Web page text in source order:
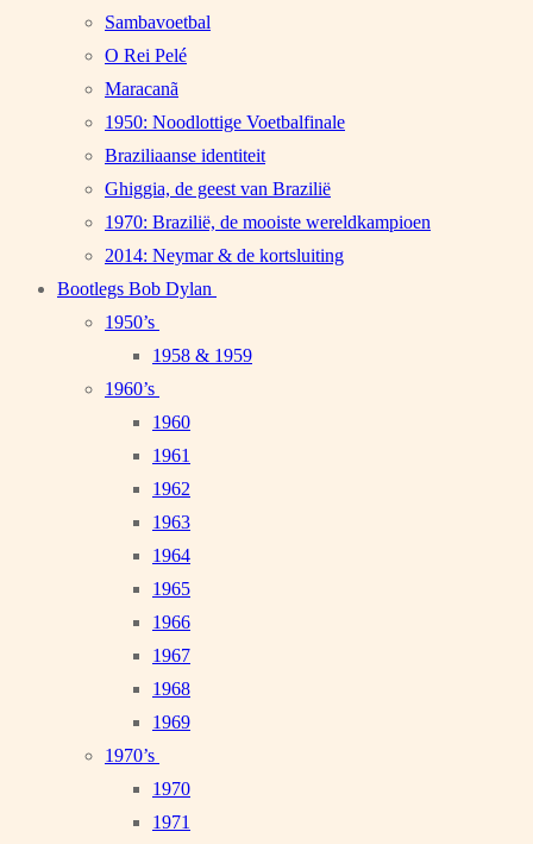
Sambavoetbal
O Rei Pelé
Maracanã
1950: Noodlottige Voetbalfinale
Braziliaanse identiteit
Ghiggia, de geest van Brazilië
1970: Brazilië, de mooiste wereldkampioen
2014: Neymar & de kortsluiting
Bootlegs Bob Dylan
1950’s
1958 & 1959
1960’s
1960
1961
1962
1963
1964
1965
1966
1967
1968
1969
1970’s
1970
1971